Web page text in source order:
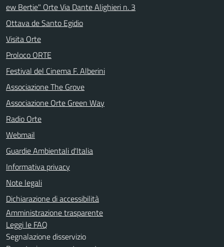
ew Bertie" Orte Via Dante Alighieri n. 3
Ottava de Santo Egidio
Visita Orte
Proloco ORTE
Festival del Cinema F. Alberini
Associazione The Grove
Associazione Orte Green Way
Radio Orte
Webmail
Guardie Ambientali d'Italia
Informativa privacy
Note legali
Dichiarazione di accessibilità
Amministrazione trasparente
Leggi le FAQ
Segnalazione disservizio